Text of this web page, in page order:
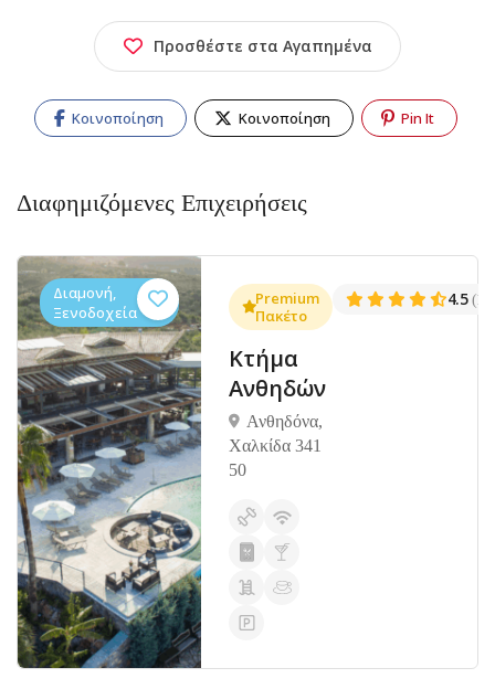
Προσθέστε στα Αγαπημένα
Κοινοποίηση Κοινοποίηση Pin It
Διαφημιζόμενες Επιχειρήσεις
(1381)
Διαμονή,
Ξενοδοχεία
Premium
Πακέτο
Κτήμα
Ανθηδών
Ανθηδόνα,
Χαλκίδα 341
50
4.5